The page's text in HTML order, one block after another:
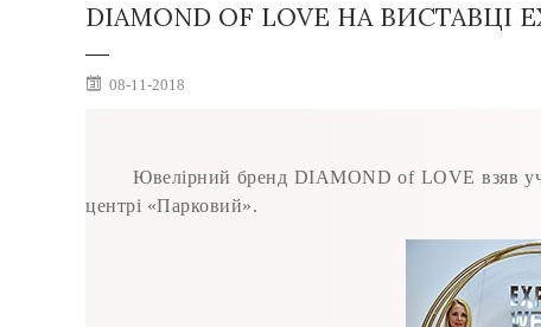
ДЛЯ ЗАРУЧИН
DIAMOND OF LOVE НА ВИСТАВЦІ
08-11-2018
Ювелірний бренд DIAMOND of LOVE взяв
центрі «Парковий».